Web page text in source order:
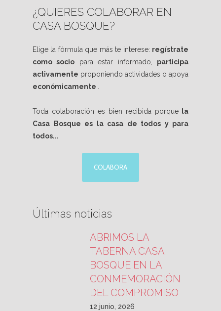
¿QUIERES COLABORAR EN
CASA BOSQUE?
Elige la fórmula que más te interese: regístrate
como socio para estar informado, participa
activamente proponiendo actividades o apoya
económicamente
Toda colaboración es bien recibida porque la
Casa Bosque es la casa de todos y para
todos...
COLABORA
Últimas noticias
ABRIMOS LA
TABERNA CASA
BOSQUE EN LA
CONMEMORACIÓN
DEL COMPROMISO
12 junio, 2026